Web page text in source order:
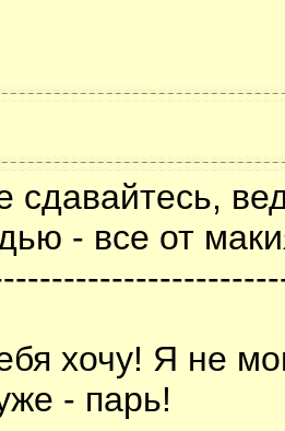
сдавайтесь,
- все от
хочу! Я не
- парь!